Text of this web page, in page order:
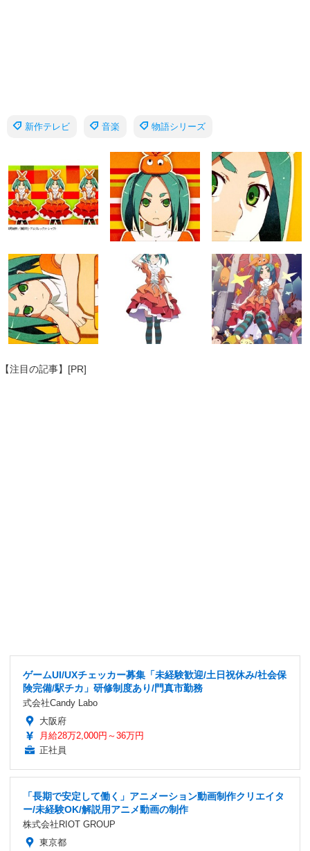
新作テレビ 音楽 物語シリーズ
【注目の記事】[PR]
ゲームUI/UXチェッカー募集「未経験歓迎/土日祝休み/社会保
険完備/駅チカ」研修制度あり/門真市勤務
式会社Candy Labo
大阪府
月給28万2,000円～36万円
正社員
「長期で安定して働く」アニメーション動画制作クリエイタ
ー/未経験OK/解説用アニメ動画の制作
株式会社RIOT GROUP
東京都